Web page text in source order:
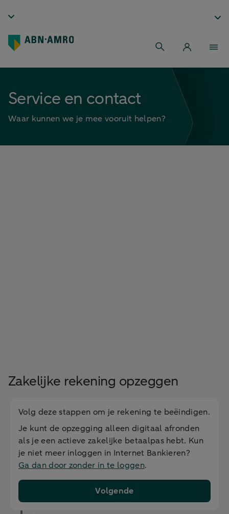
Service en contact
Waar kunnen we je mee vooruit helpen?
Zakelijke rekening opzeggen
Volg deze stappen om je rekening te beëindigen.
Je kunt de opzegging alleen digitaal afronden
als je een actieve zakelijke betaalpas hebt. Kun
je niet meer inloggen in Internet Bankieren?
Ga dan door zonder in te loggen.
Volgende